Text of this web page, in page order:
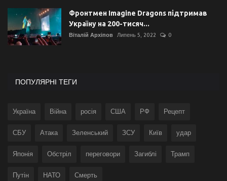
Фронтмен Imagine Dragons підтримав
Україну на 200-тисяч...
Віталій Архіпов Липень 5, 2022 0
ПОПУЛЯРНІ ТЕГИ
Україна Війна росія США РФ Рецепт
СБУ Атака Зеленський ЗСУ Київ удар
Японія Обстріл переговори Загиблі Трамп
Путін НАТО Смерть